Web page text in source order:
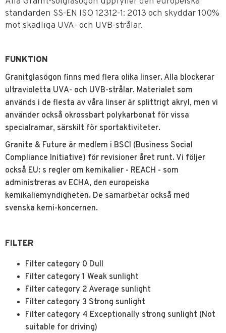
standarden SS-EN ISO 12312-1: 2013 och skyddar 100%
mot skadliga UVA- och UVB-strålar.
FUNKTION
Granitglasögon finns med flera olika linser. Alla blockerar
ultravioletta UVA- och UVB-strålar. Materialet som
används i de flesta av våra linser är splittrigt akryl, men vi
använder också okrossbart polykarbonat för vissa
specialramar, särskilt för sportaktiviteter.
Granite & Future är medlem i BSCI (Business Social
Compliance Initiative) för revisioner året runt. Vi följer
också EU: s regler om kemikalier - REACH - som
administreras av ECHA, den europeiska
kemikaliemyndigheten. De samarbetar också med
svenska kemi-koncernen.
FILTER
Filter category 0 Dull
Filter category 1 Weak sunlight
Filter category 2 Average sunlight
Filter category 3 Strong sunlight
Filter category 4 Exceptionally strong sunlight (Not
suitable for driving)